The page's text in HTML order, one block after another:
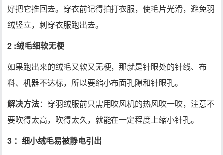
好把它推回去。穿衣前记得拍打衣服，使毛片光滑，避免羽
绒竖立，刺穿衣服跑出去。
2 :绒毛细软无梗
如果跑出来的绒毛又软又无梗，那就是针眼处的针线、布
料、机器不达标，所以要缩小布面孔隙和针眼孔。
解决方法：穿羽绒服前只需用吹风机的热风吹一吹，注意不
要吹得太高，吹得太久，就能在一定程度上缩小针孔。
3 ：细小绒毛易被静电引出